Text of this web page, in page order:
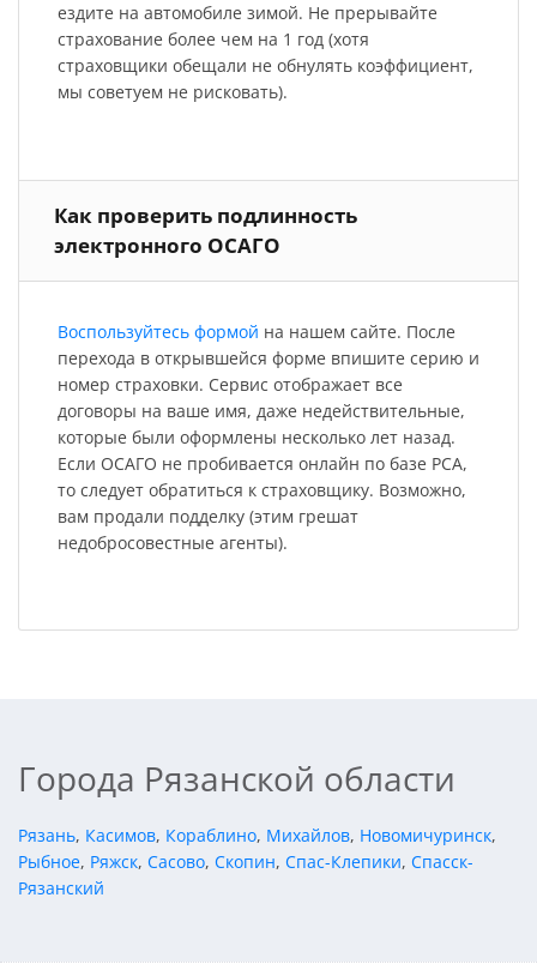
ездите на автомобиле зимой. Не прерывайте
страхование более чем на 1 год (хотя
страховщики обещали не обнулять коэффициент,
мы советуем не рисковать).
Как проверить подлинность
электронного ОСАГО
Воспользуйтесь формой на нашем сайте. После
перехода в открывшейся форме впишите серию и
номер страховки. Сервис отображает все
договоры на ваше имя, даже недействительные,
которые были оформлены несколько лет назад.
Если ОСАГО не пробивается онлайн по базе РСА,
то следует обратиться к страховщику. Возможно,
вам продали подделку (этим грешат
недобросовестные агенты).
Города Рязанской области
Рязань, Касимов, Кораблино, Михайлов, Новомичуринск,
Рыбное, Ряжск, Сасово, Скопин, Спас-Клепики, Спасск-
Рязанский